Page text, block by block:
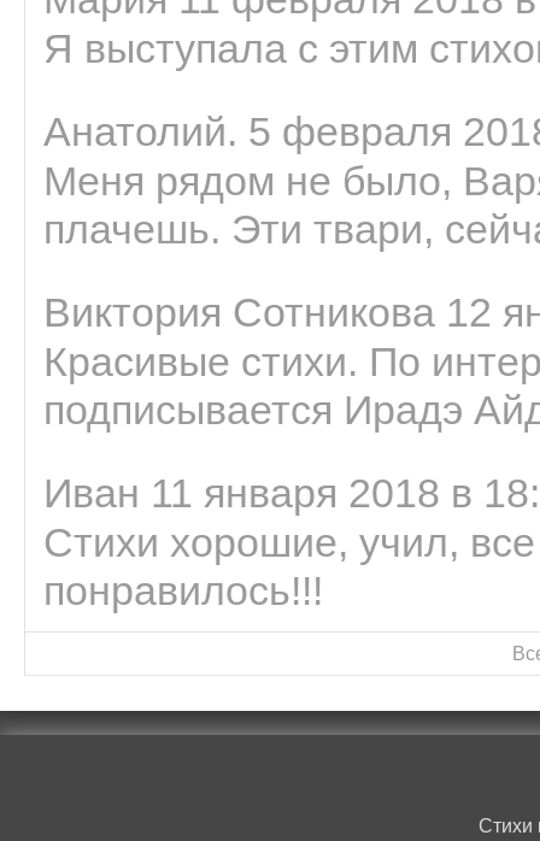
Я выступала с этим
Анатолий. 5 февраля
Меня рядом не было,
плачешь. Эти твари,
Виктория Сотникова 12
Красивые стихи. По
подписывается Ирадэ
Иван 11 января 2018 в
Стихи хорошие, учил,
понравилось!!!
Стихи